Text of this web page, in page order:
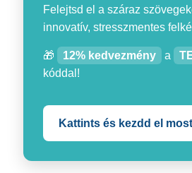
Felejtsd el a száraz
innovatív, stresszmentes
🎁 12% kedvezmény a
kóddal!
Kattints és kezdd el